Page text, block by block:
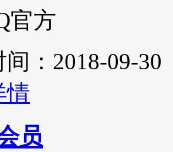
官方
：2018-09-30
情
员